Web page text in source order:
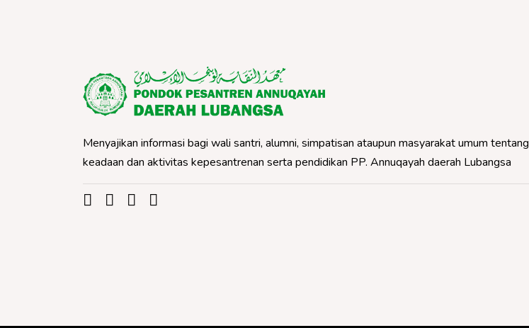
Menyajikan informasi bagi wali santri, alumni, simpatisan ataupun masyarakat umum tentang
keadaan dan aktivitas kepesantrenan serta pendidikan PP. Annuqayah daerah Lubangsa